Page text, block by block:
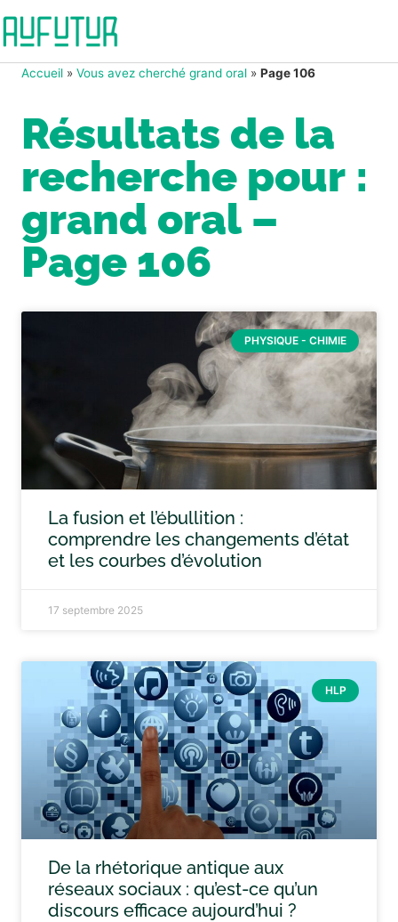
Accueil » Vous avez cherché grand oral » Page 106
Résultats de la
recherche pour :
grand oral –
Page 106
PHYSIQUE - CHIMIE
La fusion et l’ébullition :
comprendre les changements d’état
et les courbes d’évolution
17 septembre 2025
HLP
De la rhétorique antique aux
réseaux sociaux : qu’est-ce qu’un
discours efficace aujourd’hui ?